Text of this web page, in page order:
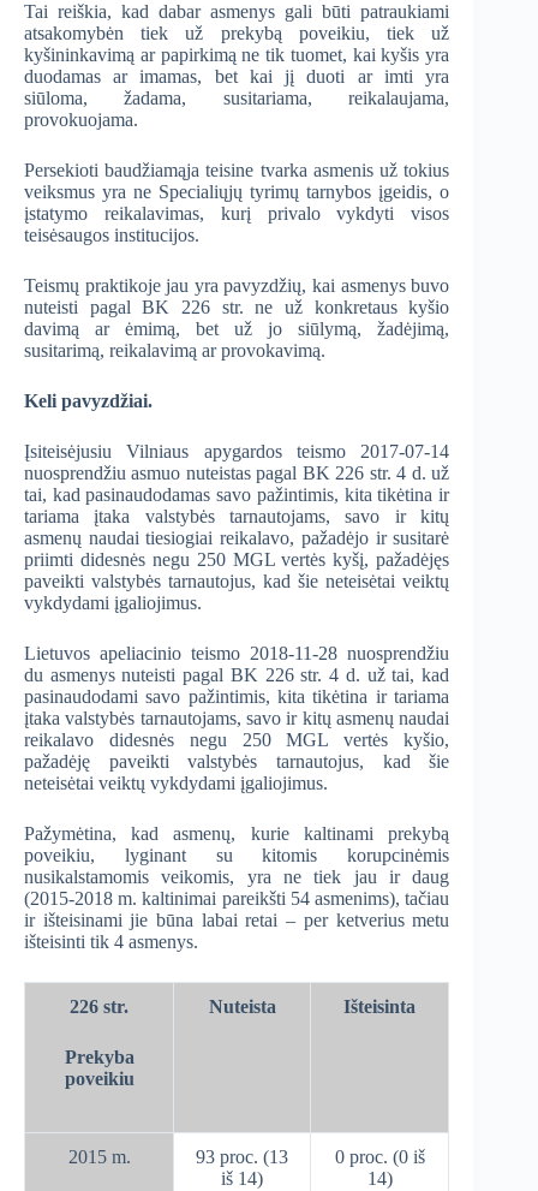
Tai reiškia, kad dabar asmenys gali būti patraukiami
atsakomybėn tiek už prekybą poveikiu, tiek už
kyšininkavimą ar papirkimą ne tik tuomet, kai kyšis yra
duodamas ar imamas, bet kai jį duoti ar imti yra
siūloma, žadama, susitariama, reikalaujama,
provokuojama.
Persekioti baudžiamąja teisine tvarka asmenis už tokius
veiksmus yra ne Specialiųjų tyrimų tarnybos įgeidis, o
įstatymo reikalavimas, kurį privalo vykdyti visos
teisėsaugos institucijos.
Teismų praktikoje jau yra pavyzdžių, kai asmenys buvo
nuteisti pagal BK 226 str. ne už konkretaus kyšio
davimą ar ėmimą, bet už jo siūlymą, žadėjimą,
susitarimą, reikalavimą ar provokavimą.
Keli pavyzdžiai.
Įsiteisėjusiu Vilniaus apygardos teismo 2017-07-14
nuosprendžiu asmuo nuteistas pagal BK 226 str. 4 d. už
tai, kad pasinaudodamas savo pažintimis, kita tikėtina ir
tariama įtaka valstybės tarnautojams, savo ir kitų
asmenų naudai tiesiogiai reikalavo, pažadėjo ir susitarė
priimti didesnės negu 250 MGL vertės kyšį, pažadėjęs
paveikti valstybės tarnautojus, kad šie neteisėtai veiktų
vykdydami įgaliojimus.
Lietuvos apeliacinio teismo 2018-11-28 nuosprendžiu
du asmenys nuteisti pagal BK 226 str. 4 d. už tai, kad
pasinaudodami savo pažintimis, kita tikėtina ir tariama
įtaka valstybės tarnautojams, savo ir kitų asmenų naudai
reikalavo didesnės negu 250 MGL vertės kyšio,
pažadėję paveikti valstybės tarnautojus, kad šie
neteisėtai veiktų vykdydami įgaliojimus.
Pažymėtina, kad asmenų, kurie kaltinami prekybą
poveikiu, lyginant su kitomis korupcinėmis
nusikalstamomis veikomis, yra ne tiek jau ir daug
(2015-2018 m. kaltinimai pareikšti 54 asmenims), tačiau
ir išteisinami jie būna labai retai – per ketverius metu
išteisinti tik 4 asmenys.
226 str.
Prekyba
poveikiu
Nuteista Išteisinta
2015 m.
93 proc. (13
iš 14)
0 proc. (0 iš
14)